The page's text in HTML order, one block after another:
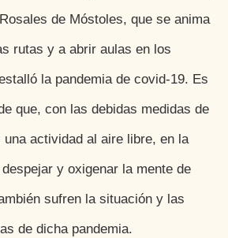
de Móstoles, que se anima
rutas y a abrir aulas en los
la pandemia de covid-19. Es
que, con las debidas medidas de
una actividad al aire libre, en la
y oxigenar la mente de
sufren la situación y las
de dicha pandemia.